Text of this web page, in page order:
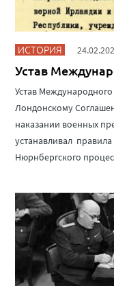
ИСТОРИЯ
Устав
Устав
Лондонскому
наказании военных
устанавливал
Нюрнбергского